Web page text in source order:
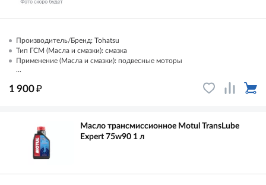
Производитель/Бренд: Tohatsu
Тип ГСМ (Масла и смазки): смазка
Применение (Масла и смазки): подвесные моторы
...
1 900₽
Масло трансмиссионное Motul TransLube
Expert 75w90 1 л